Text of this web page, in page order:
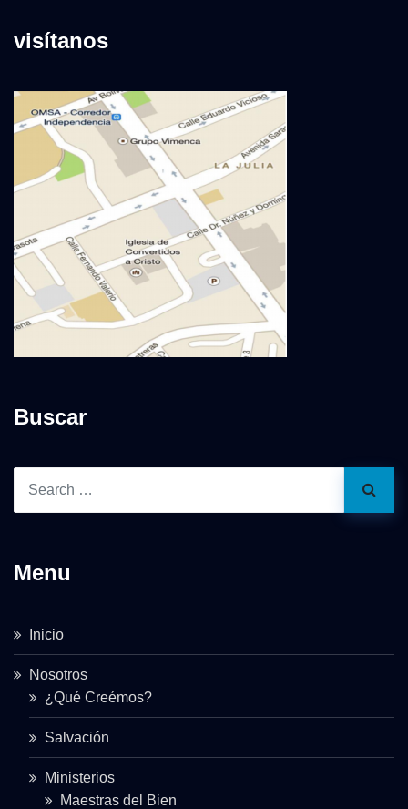
visítanos
Buscar
Menu
Inicio
Nosotros
¿Qué Creémos?
Salvación
Ministerios
Maestras del Bien